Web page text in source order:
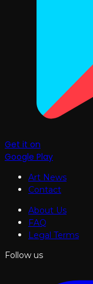
Get it on
Google Play
Art News
Contact
About Us
FAQ
Legal Terms
Follow us